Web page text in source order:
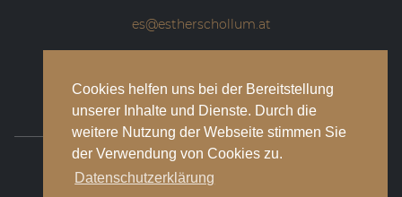
Cookies helfen uns bei der Bereitstellung
unserer Inhalte und Dienste. Durch die
weitere Nutzung der Webseite stimmen Sie
der Verwendung von Cookies zu.
Datenschutzerklärung
es@estherschollum.at
2340 Mödling